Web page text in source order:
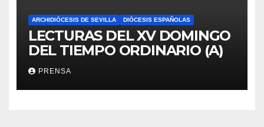
ARCHIDIÓCESIS DE SEVILLA DIÓCESIS ESPAÑOLAS
LECTURAS DEL XV DOMINGO
DEL TIEMPO ORDINARIO (A)
PRENSA